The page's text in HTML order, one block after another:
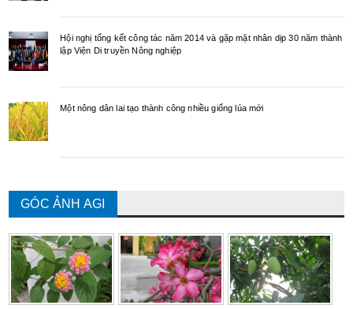
Hội nghị tổng kết công tác năm 2014 và gặp mặt nhân dịp 30 năm thành
lập Viện Di truyền Nông nghiệp
Một nông dân lai tạo thành công nhiều giống lúa mới
GÓC ẢNH AGI